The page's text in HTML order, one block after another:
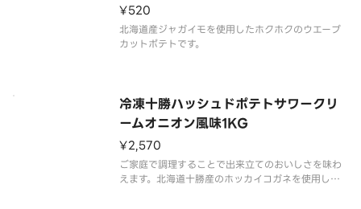
¥520
北海道産ジャガイモを使用したホクホクのウエーブ
カットポテトです。
冷凍十勝ハッシュドポテトサワークリ
ームオニオン風味1KG
¥2,570
ご家庭で調理することで出来立てのおいしさを味わ
えます。北海道十勝産のホッカイコガネを使用した